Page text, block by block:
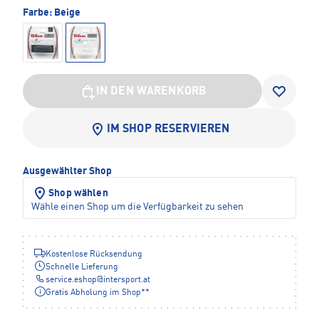
Farbe: Beige
IN DEN WARENKORB
IM SHOP RESERVIEREN
Ausgewählter Shop
Shop wählen
Wähle einen Shop um die Verfügbarkeit zu sehen
Kostenlose Rücksendung
Schnelle Lieferung
service.eshop@ intersport.at
Gratis Abholung im Shop**